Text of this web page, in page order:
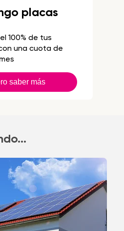
placas
100% de tus
una cuota de
saber más